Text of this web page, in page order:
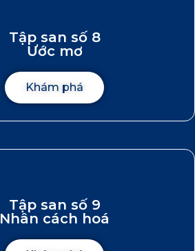
Tập san số 8
Ước mơ
Khám phá
Tập san số 9
Nhân cách hoá